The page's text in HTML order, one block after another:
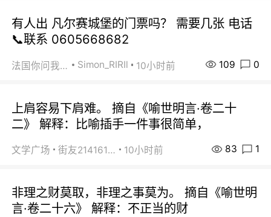
有人出 凡尔赛城堡的门票吗？ 需要几张 电话
📞联系 0605668682
法国你问我答 Simon_RIRIl 10小时前 109 0
上肩容易下肩难。 摘自《喻世明言·卷二十
二》 解释：比喻插手一件事很简单，
文学广场 街友21416156 10小时前 83 1
非理之财莫取，非理之事莫为。 摘自《喻世明
言·卷二十六》 解释：不正当的财